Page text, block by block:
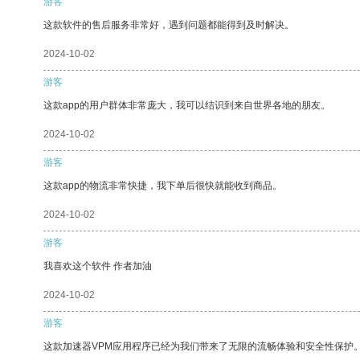
这款软件的售后服务非常好，遇到问题都能得到及时解决。
2024-10-02
游客
这款app的用户群体非常庞大，我可以结识到来自世界各地的朋友。
2024-10-02
游客
这款app的物流非常快捷，我下单后很快就能收到商品。
2024-10-02
游客
我喜欢这个软件 作者加油
2024-10-02
游客
这款加速器VPM应用程序已经为我们带来了无限的流畅体验和安全性保护